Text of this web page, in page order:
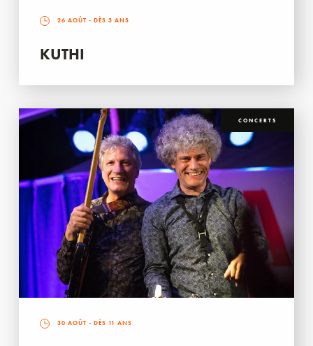
26 AOÛT - DÈS 3 ANS
KUTHI
CONCERTS
30 AOÛT - DÈS 11 ANS